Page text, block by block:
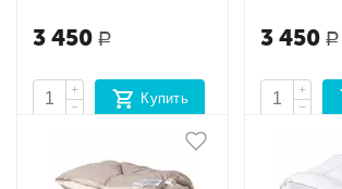
3 450 Р
+
−
Купить
3 450 Р
+
−